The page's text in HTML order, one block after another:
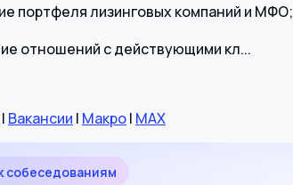
портфеля лизинговых компаний и МФО;
отношений с действующими кл...
| Вакансии | Макро| MAX
собеседованиям